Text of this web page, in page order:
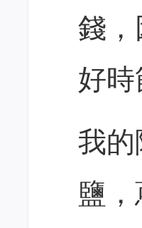
錢，
好
我的
鹽